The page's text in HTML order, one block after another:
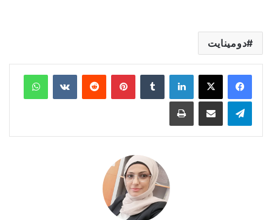
دومينايت
لينكدإن بينتيريست